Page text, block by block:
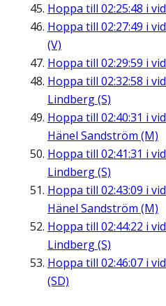
Hoppa till 02:25:48 i
Hoppa till 02:27:49 i
(V)
Hoppa till 02:29:59 i
Hoppa till 02:32:58 i
Lindberg (S)
Hoppa till 02:40:31 i
Hänel Sandström (M)
Hoppa till 02:41:31 i
Lindberg (S)
Hoppa till 02:43:09 i
Hänel Sandström (M)
Hoppa till 02:44:22 i
Lindberg (S)
Hoppa till 02:46:07 i
(SD)